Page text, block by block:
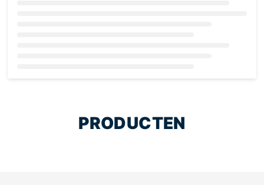
PRODUCTEN